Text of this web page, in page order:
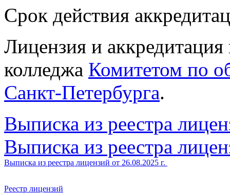
Срок действия
Лицензия и
колледжа Комитетом по
Санкт-Петербурга.
Выписка из реестра
Выписка из реестра
Выписка из реестра лицензий от 26.08.2025 г.
Реестр лицензий